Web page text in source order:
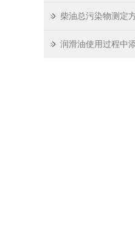
柴油总污染物测定
润滑油使用过程中